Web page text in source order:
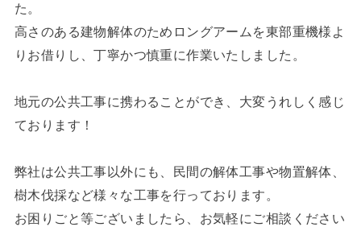
た。
高さのある建物解体のためロングアームを東部重機様よ
りお借りし、丁寧かつ慎重に作業いたしました。
地元の公共工事に携わることができ、大変うれしく感じ
ております！
弊社は公共工事以外にも、民間の解体工事や物置解体、
樹木伐採など様々な工事を行っております。
お困りごと等ございましたら、お気軽にご相談ください